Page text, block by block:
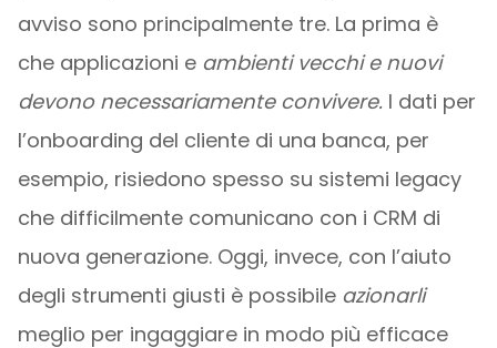
avviso sono principalmente tre. La prima è
che applicazioni e ambienti vecchi e nuovi
devono necessariamente convivere.I dati per
l’onboarding del cliente di una banca, per
esempio, risiedono spesso su sistemi legacy
che difficilmente comunicano con i CRM di
nuova generazione. Oggi, invece, con l’aiuto
degli strumenti giusti è possibile azionarli
meglio per ingaggiare in modo più efficace